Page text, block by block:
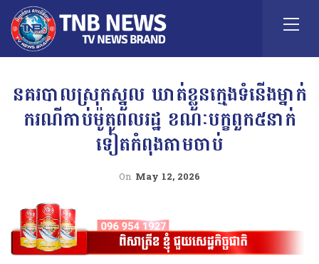
នគរបាលស្រុកស្នួល ឃាត់ខ្លួនក្មេងទំនើងម្នាក់
ករណីកាប់ម៉ូតូពលរដ្ឋ ខណៈបក្ខពួក៥នាក់
ទៀតកំពុងតាមចាប់
On May 12, 2026